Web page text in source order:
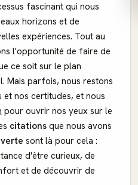
fascinant qui nous
horizons et de
expériences. Tout au
l'opportunité de faire de
ce soit sur le plan
Mais parfois, nous restons
et nos certitudes, et nous
pour ouvrir nos yeux sur le
citations que nous avons
sont là pour cela :
d'être curieux, de
et de découvrir de